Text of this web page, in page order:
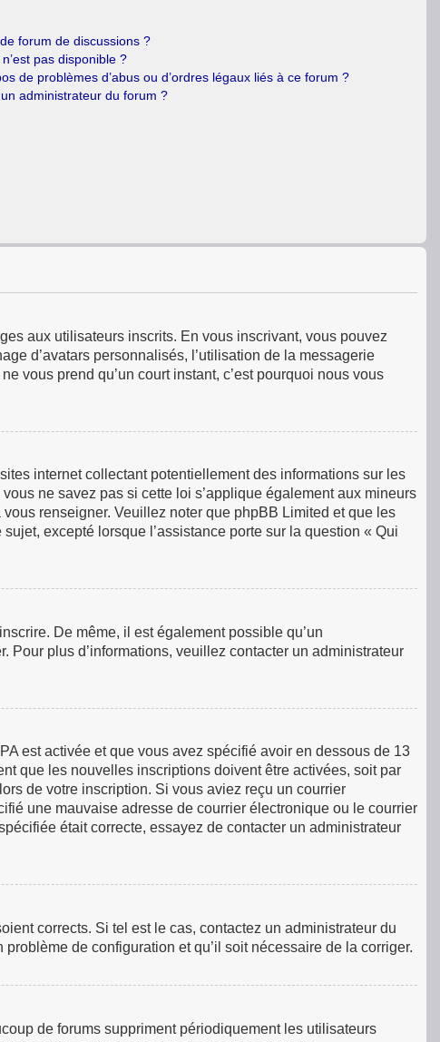
forum de discussions ?
pas disponible ?
de problèmes d’abus ou d’ordres légaux liés à ce forum ?
administrateur du forum ?
aux utilisateurs inscrits. En vous inscrivant, vous pouvez
d’avatars personnalisés, l’utilisation de la messagerie
vous prend qu’un court instant, c’est pourquoi nous vous
internet collectant potentiellement des informations sur les
ne savez pas si cette loi s’applique également aux mineurs
renseigner. Veuillez noter que phpBB Limited et que les
excepté lorsque l’assistance porte sur la question « Qui
De même, il est également possible qu’un
Pour plus d’informations, veuillez contacter un administrateur
est activée et que vous avez spécifié avoir en dessous de 13
que les nouvelles inscriptions doivent être activées, soit par
de votre inscription. Si vous aviez reçu un courrier
une mauvaise adresse de courrier électronique ou le courrier
était correcte, essayez de contacter un administrateur
corrects. Si tel est le cas, contactez un administrateur du
de configuration et qu’il soit nécessaire de la corriger.
de forums suppriment périodiquement les utilisateurs